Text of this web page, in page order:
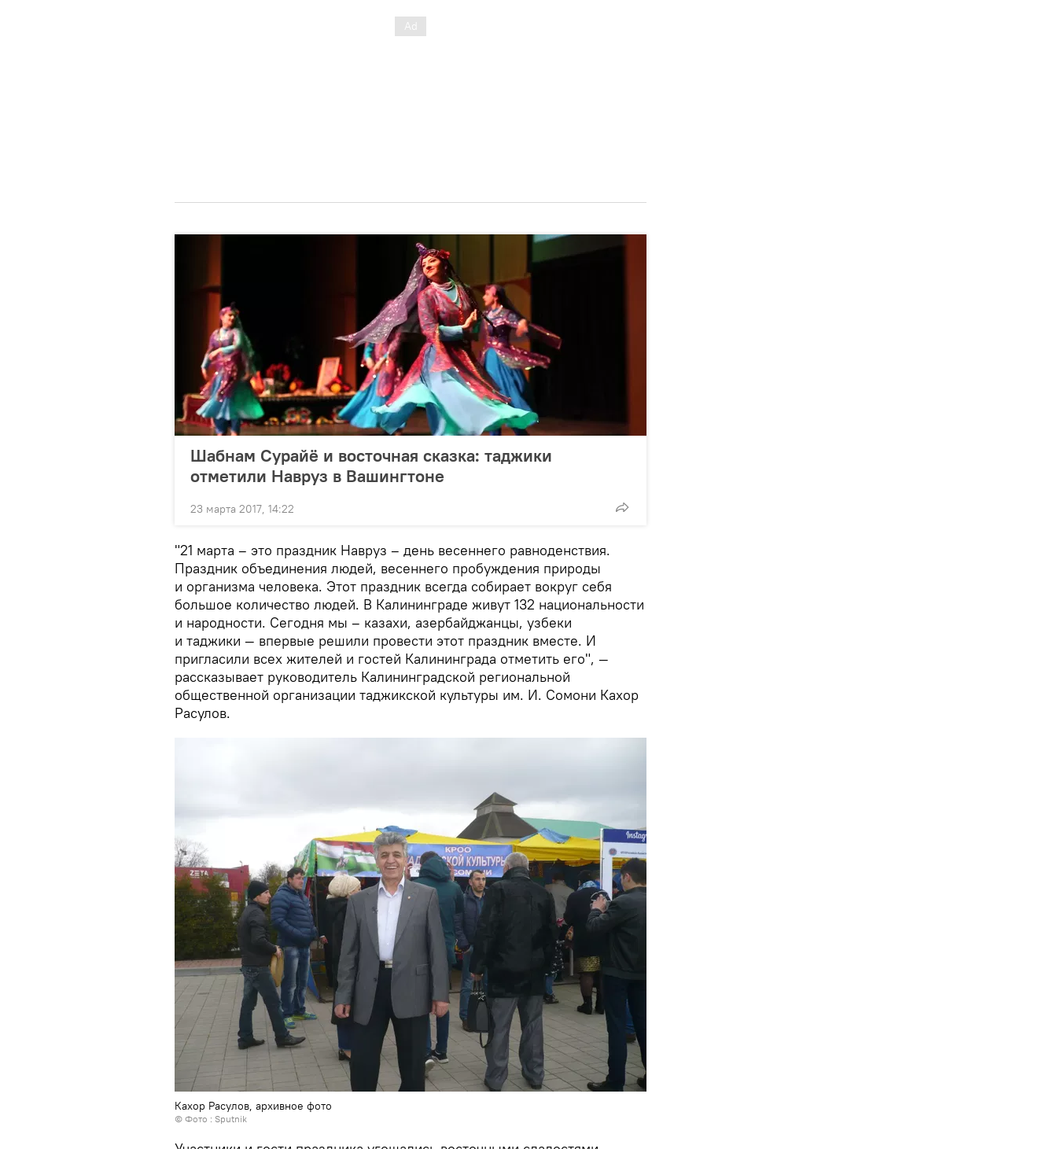
Шабнам Сурайё и восточная сказка: таджики
отметили Навруз в Вашингтоне
23 марта 2017, 14:22
"21 марта – это праздник Навруз – день весеннего равноденствия.
Праздник объединения людей, весеннего пробуждения природы
и организма человека. Этот праздник всегда собирает вокруг себя
большое количество людей. В Калининграде живут 132 национальности
и народности. Сегодня мы – казахи, азербайджанцы, узбеки
и таджики — впервые решили провести этот праздник вместе. И
пригласили всех жителей и гостей Калининграда отметить его", —
рассказывает руководитель Калининградской региональной
общественной организации таджикской культуры им. И. Сомони Кахор
Расулов.
Кахор Расулов, архивное фото
© Фото : Sputnik